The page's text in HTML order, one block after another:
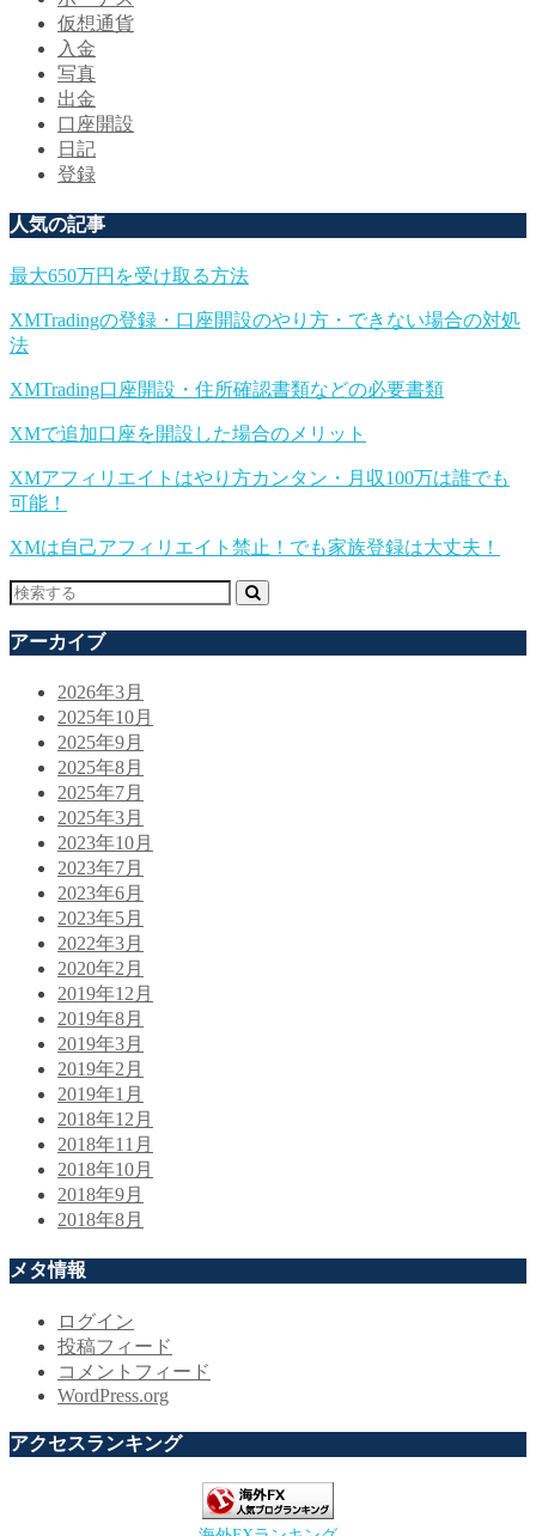
仮想通貨
入金
写真
出金
口座開設
日記
登録
人気の記事
最大650万円を受け取る方法
XMTradingの登録・口座開設のやり方・できない場合の対処
法
XMTrading口座開設・住所確認書類などの必要書類
XMで追加口座を開設した場合のメリット
XMアフィリエイトはやり方カンタン・月収100万は誰でも
可能！
XMは自己アフィリエイト禁止！でも家族登録は大丈夫！
アーカイブ
2026年3月
2025年10月
2025年9月
2025年8月
2025年7月
2025年3月
2023年10月
2023年7月
2023年6月
2023年5月
2022年3月
2020年2月
2019年12月
2019年8月
2019年3月
2019年2月
2019年1月
2018年12月
2018年11月
2018年10月
2018年9月
2018年8月
メタ情報
ログイン
投稿フィード
コメントフィード
WordPress.org
アクセスランキング